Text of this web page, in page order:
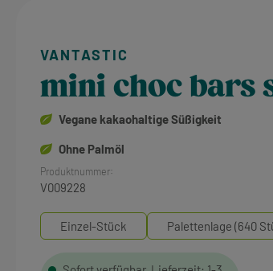
mini choc bars
Vegane kakaohaltige Süßigkeit
Ohne Palmöl
Einzel-Stück Palettenlage (640
Produktnummer:
V009228